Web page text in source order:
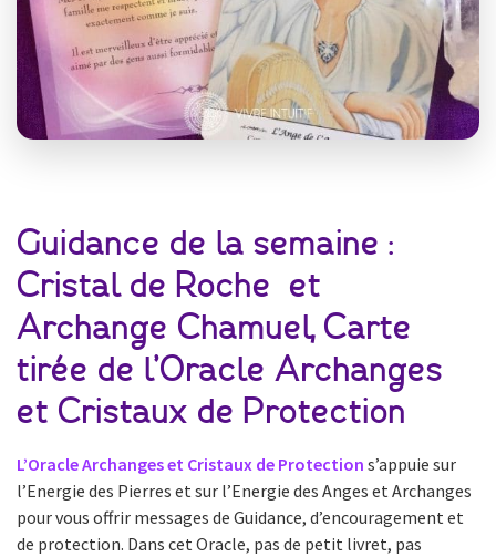
Guidance de la semaine :
Cristal de Roche et
Archange Chamuel, Carte
tirée de l’Oracle Archanges
et Cristaux de Protection
L’Oracle Archanges et Cristaux de Protection s’appuie sur
l’Energie des Pierres et sur l’Energie des Anges et Archanges
pour vous offrir messages de Guidance, d’encouragement et
de protection. Dans cet Oracle, pas de petit livret, pas